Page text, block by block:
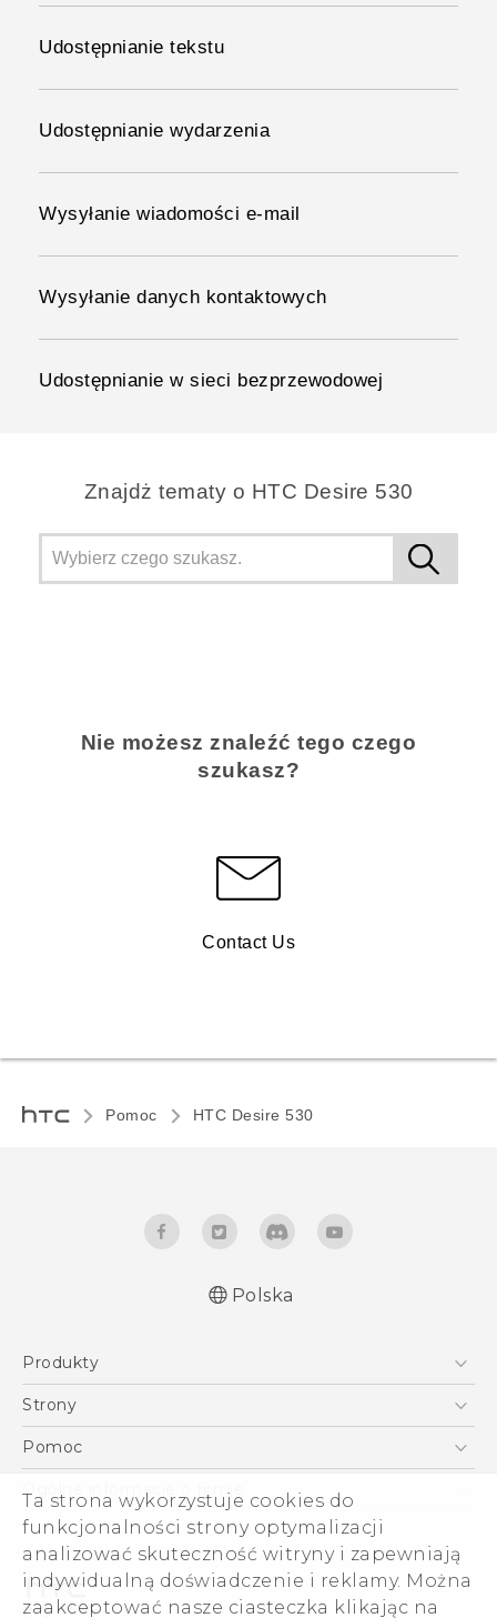
Ta strona wykorzystuje cookies do
funkcjonalności strony optymalizacji
analizować skuteczność witryny i zapewniają
indywidualną doświadczenie i reklamy. Można
zaakceptować nasze ciasteczka klikając na
Udostępnianie tekstu
Udostępnianie wydarzenia
Wysyłanie wiadomości e-mail
Wysyłanie danych kontaktowych
Udostępnianie w sieci bezprzewodowej
Znajdż tematy o HTC Desire 530
Nie możesz znaleźć tego czego
szukasz?
Contact Us
Pomoc HTC Desire 530‎
English - Quick start guide
Polska
Produkty
Smartfony
VIVE
Akcesoria
Strony
HTC Vive
Pomoc
Pomoc E-commerce
Ogólne informacje o firmie
ESG
Informacje o firmie
Dla inwestorów (angielski)